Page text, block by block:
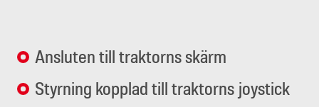
Ansluten till traktorns skärm
Styrning kopplad till traktorns joystick